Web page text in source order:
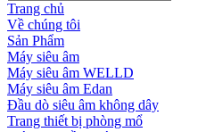
Trang chủ
Về chúng tôi
Sản Phẩm
Máy siêu âm
Máy siêu âm WELLD
Máy siêu âm Edan
Đầu dò siêu âm không dây
Trang thiết bị phòng mổ